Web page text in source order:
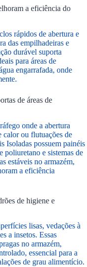
a eficiência do
rápidos de abertura e
das empilhadeiras e
durável suporta
para áreas de
engarrafada, onde
de áreas de
onde a abertura
calor ou flutuações de
Isoladas possuem painéis
poliuretano e sistemas de
estáveis no armazém,
a eficiência
de higiene e
lisas, vedações à
a insetos. Essas
no armazém,
essencial para a
de grau alimentício.